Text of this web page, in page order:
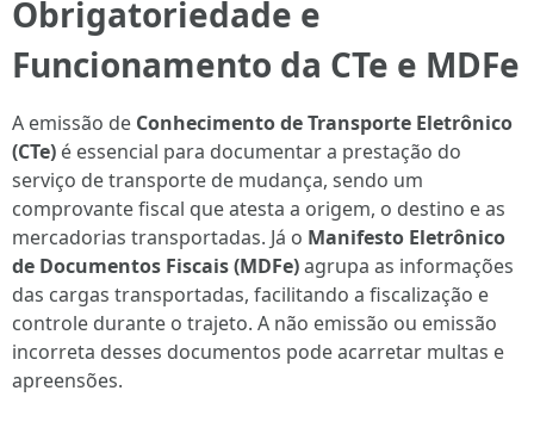
Obrigatoriedade e
Funcionamento da CTe e MDFe
A emissão de Conhecimento de Transporte Eletrônico
(CTe) é essencial para documentar a prestação do
serviço de transporte de mudança, sendo um
comprovante fiscal que atesta a origem, o destino e as
mercadorias transportadas. Já o Manifesto Eletrônico
de Documentos Fiscais (MDFe)agrupa as informações
das cargas transportadas, facilitando a fiscalização e
controle durante o trajeto. A não emissão ou emissão
incorreta desses documentos pode acarretar multas e
apreensões.